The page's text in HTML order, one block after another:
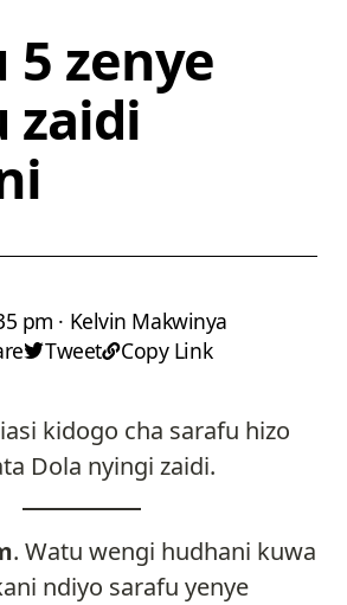
5 zenye
zaidi
pm · Kelvin Makwinya
Tweet Copy Link
kidogo cha sarafu hizo
Dola nyingi zaidi.
. Watu wengi hudhani kuwa
ndiyo sarafu yenye